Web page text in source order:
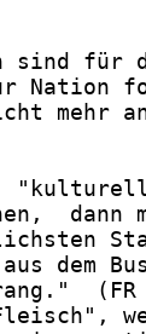
sind für
Nation
mehr
dann
dem
(FR